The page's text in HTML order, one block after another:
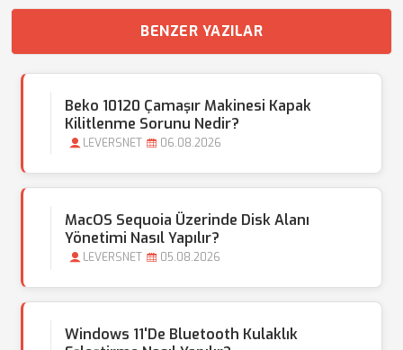
BENZER YAZILAR
Beko 10120 Çamaşır Makinesi Kapak
Kilitlenme Sorunu Nedir?
LEVERSNET 06.08.2026
MacOS Sequoia Üzerinde Disk Alanı
Yönetimi Nasıl Yapılır?
LEVERSNET 05.08.2026
Windows 11'de Bluetooth Kulaklık